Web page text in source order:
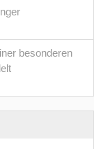
besonderen